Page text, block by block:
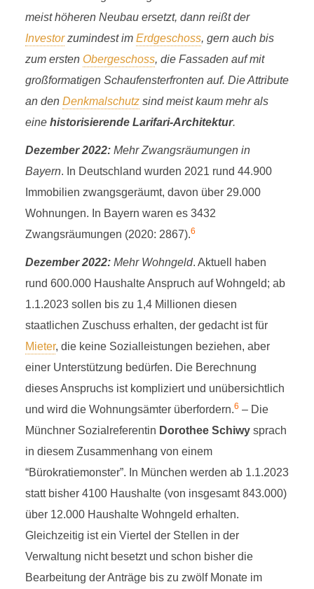
meist höheren Neubau ersetzt, dann reißt der
Investorzumindest im Erdgeschoss, gern auch bis
zum ersten Obergeschoss, die Fassaden auf mit
großformatigen Schaufensterfronten auf. Die Attribute
an den Denkmalschutzsind meist kaum mehr als
eine historisierende Larifari-Architektur.
Dezember 2022:Mehr Zwangsräumungen in
Bayern. In Deutschland wurden 2021 rund 44.900
Immobilien zwangsgeräumt, davon über 29.000
Wohnungen. In Bayern waren es 3432
Zwangsräumungen (2020: 2867).6
Dezember 2022:Mehr Wohngeld. Aktuell haben
rund 600.000 Haushalte Anspruch auf Wohngeld; ab
1.1.2023 sollen bis zu 1,4 Millionen diesen
staatlichen Zuschuss erhalten, der gedacht ist für
Mieter, die keine Sozialleistungen beziehen, aber
einer Unterstützung bedürfen. Die Berechnung
dieses Anspruchs ist kompliziert und unübersichtlich
und wird die Wohnungsämter überfordern.6 – Die
Münchner Sozialreferentin Dorothee Schiwysprach
in diesem Zusammenhang von einem
“Bürokratiemonster”. In München werden ab 1.1.2023
statt bisher 4100 Haushalte (von insgesamt 843.000)
über 12.000 Haushalte Wohngeld erhalten.
Gleichzeitig ist ein Viertel der Stellen in der
Verwaltung nicht besetzt und schon bisher die
Bearbeitung der Anträge bis zu zwölf Monate im